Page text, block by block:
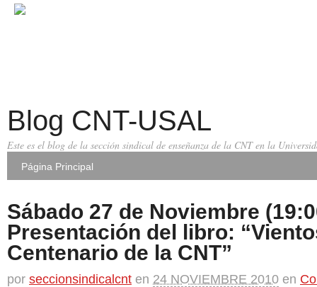
Blog CNT-USAL
Este es el blog de la sección sindical de enseñanza de la CNT en la
Página Principal
Sábado 27 de Noviembre
Presentación del libro:
Centenario de la CNT”
por seccionsindicalcnt en 24 NOVIEMBRE 2010 en